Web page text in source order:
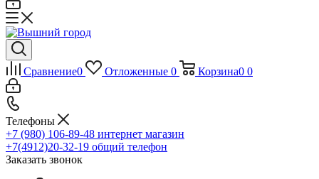
Сравнение0 Отложенные 0 Корзина0 0
Телефоны
+7 (980) 106-89-48 интернет магазин
+7(4912)20-32-19 общий телефон
Заказать звонок